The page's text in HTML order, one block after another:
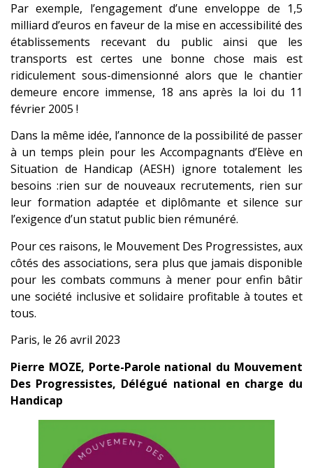
Par exemple, l’engagement d’une enveloppe de 1,5
milliard d’euros en faveur de la mise en accessibilité des
établissements recevant du public ainsi que les
transports est certes une bonne chose mais est
ridiculement sous-dimensionné alors que le chantier
demeure encore immense, 18 ans après la loi du 11
février 2005 !
Dans la même idée, l’annonce de la possibilité de passer
à un temps plein pour les Accompagnants d’Elève en
Situation de Handicap (AESH) ignore totalement les
besoins :rien sur de nouveaux recrutements, rien sur
leur formation adaptée et diplômante et silence sur
l’exigence d’un statut public bien rémunéré.
Pour ces raisons, le Mouvement Des Progressistes, aux
côtés des associations, sera plus que jamais disponible
pour les combats communs à mener pour enfin bâtir
une société inclusive et solidaire profitable à toutes et
tous.
Paris, le 26 avril 2023
Pierre MOZE, Porte-Parole national du Mouvement
Des Progressistes, Délégué national en charge du
Handicap